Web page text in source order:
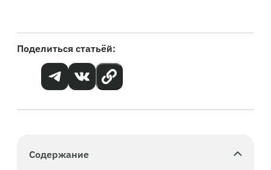
Поделиться статьёй:
Содержание